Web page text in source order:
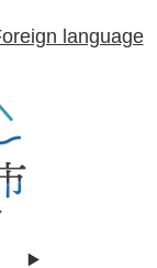
language